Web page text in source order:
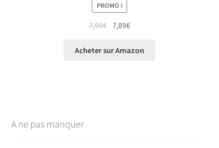
PROMO !
7,99€ 7,89€
Acheter sur Amazon
A ne pas manquer